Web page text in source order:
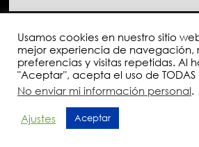
© Copyright 2026Jose Luis Martín.
reservados.Mental Health
Blossom Themes. Funciona con
de privacidad
Usamos cookies en nuestro sitio
mejor experiencia de navegación,
preferencias y visitas repetidas. Al
"Aceptar", acepta el uso de TODAS
No enviar mi información personal.
Ajustes Aceptar